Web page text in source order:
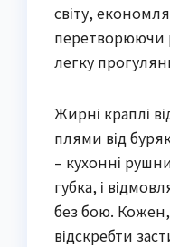
світу,
перетворюючи
легку
Жирні краплі
плями від
– кухонні
губка, і
без бою. Кожен,
відскребти